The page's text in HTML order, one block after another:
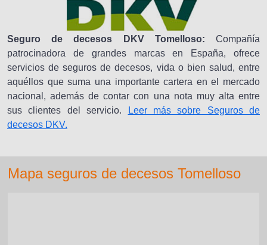
Seguro de decesos DKV Tomelloso: Compañía
patrocinadora de grandes marcas en España, ofrece
servicios de seguros de decesos, vida o bien salud, entre
aquéllos que suma una importante cartera en el mercado
nacional, además de contar con una nota muy alta entre
sus clientes del servicio.
Leer más sobre Seguros de
decesos DKV.
Mapa seguros de decesos Tomelloso